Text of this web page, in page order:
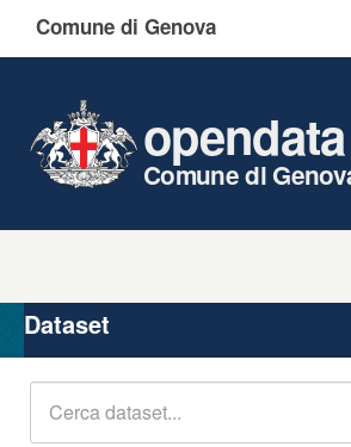
Comune di Genova
opendata
Comune di
Organizzazioni
Gruppi
Dataset